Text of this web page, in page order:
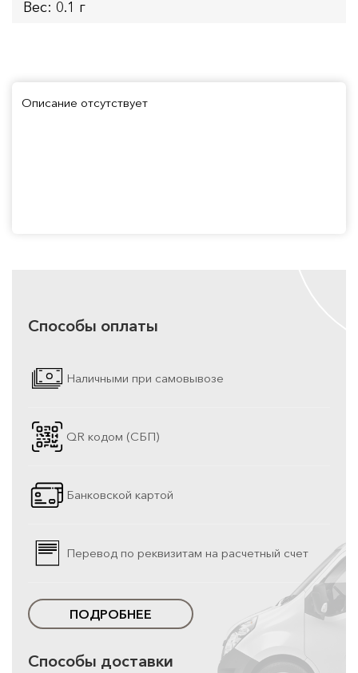
Вес: 0.1 г
Описание отсутствует
Способы оплаты
Наличными при самовывозе
QR кодом (СБП)
Банковской картой
Перевод по реквизитам на расчетный счет
ПОДРОБНЕЕ
Способы доставки